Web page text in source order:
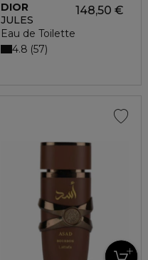
DIOR
JULES
Eau de Toilette
148,50 €
4.8 57